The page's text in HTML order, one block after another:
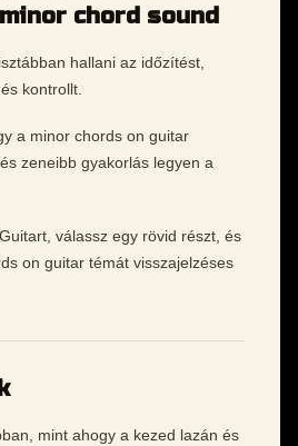
chord sound
hallani az időzítést,
kontrollt.
a minor chords on guitar
zeneibb gyakorlás legyen a
válassz egy rövid részt, és
on guitar témát visszajelzéses
mint ahogy a kezed lazán és